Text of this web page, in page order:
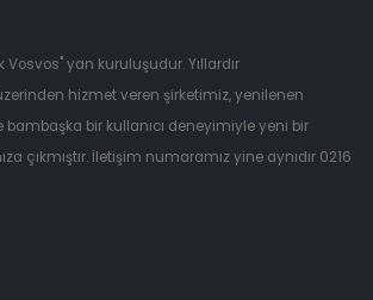
Vosvos" yan kuruluşudur. Yıllardır
hizmet veren şirketimiz, yenilenen
bambaşka bir kullanıcı deneyimiyle yeni bir
çıkmıştır. İletişim numaramız yine aynıdır 0216